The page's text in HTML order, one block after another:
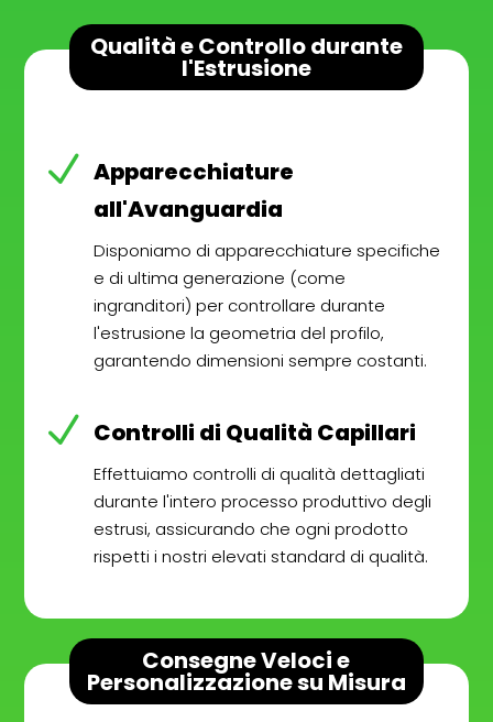
Qualità e Controllo durante
l'Estrusione
N Apparecchiature
all'Avanguardia
Disponiamo di apparecchiature specifiche
e di ultima generazione (come
ingranditori) per controllare durante
l'estrusione la geometria del profilo,
garantendo dimensioni sempre costanti.
N Controlli di Qualità Capillari
Effettuiamo controlli di qualità dettagliati
durante l'intero processo produttivo degli
estrusi, assicurando che ogni prodotto
rispetti i nostri elevati standard di qualità.
Consegne Veloci e
Personalizzazione su Misura